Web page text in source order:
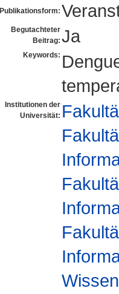
Publikationsform:
Begutachteter
Beitrag: Ja
Keywords:
Institutionen der
Universität: